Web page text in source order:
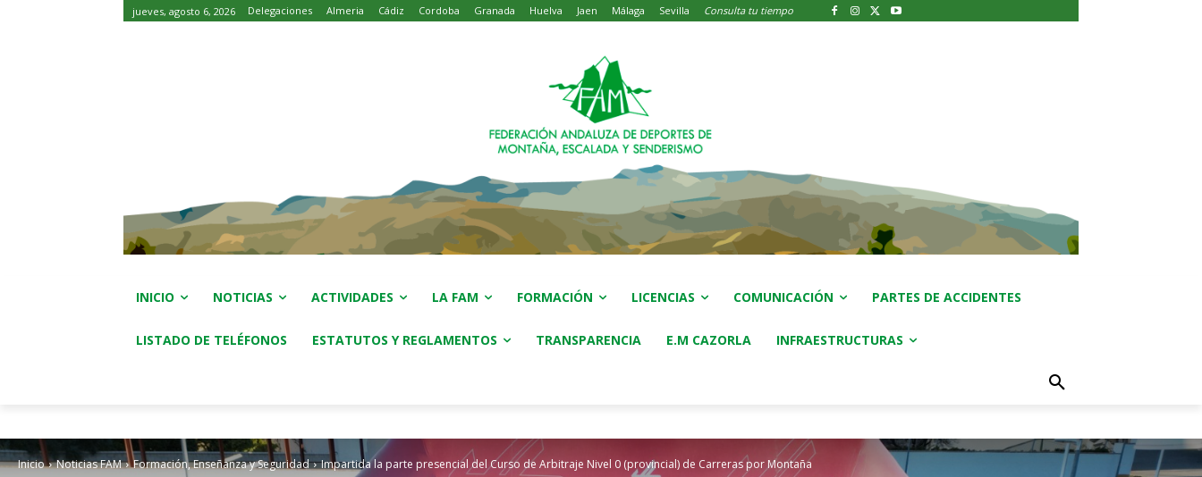
jueves, agosto 6, 2026 Delegaciones Almeria Cádiz Cordoba Granada Huelva Jaen Málaga Sevilla Consulta tu tiempo
INICIO NOTICIAS ACTIVIDADES LA FAM FORMACIÓN LICENCIAS COMUNICACIÓN PARTES DE ACCIDENTES
LISTADO DE TELÉFONOS ESTATUTOS Y REGLAMENTOS TRANSPARENCIA E.M CAZORLA INFRAESTRUCTURAS
Inicio Noticias FAM Formación, Enseñanza y Seguridad Impartida la parte presencial del Curso de Arbitraje Nivel 0 (provincial) de Carreras por Montaña